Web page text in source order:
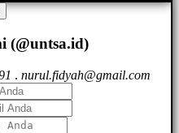
(@untsa.id)
. nurul.fidyah@gmail.com